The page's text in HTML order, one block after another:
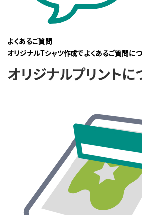
よくあるご質問
オリジナルTシャツ作成でよくあるご質問に
オリジナルプリントに